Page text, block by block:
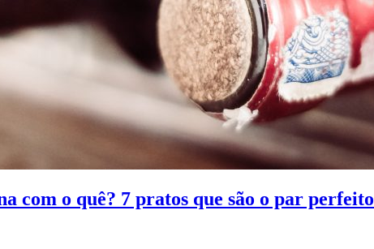
com o quê? 7 pratos que são o par perfeito